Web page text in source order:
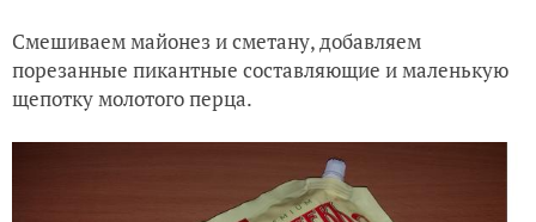
Смешиваем майонез и сметану, добавляем
порезанные пикантные составляющие и маленькую
щепотку молотого перца.